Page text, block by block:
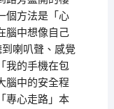
個方法是「心
腦中想像自己
喇叭聲、感覺
我的手機在包
腦中的安全程
專心走路」本